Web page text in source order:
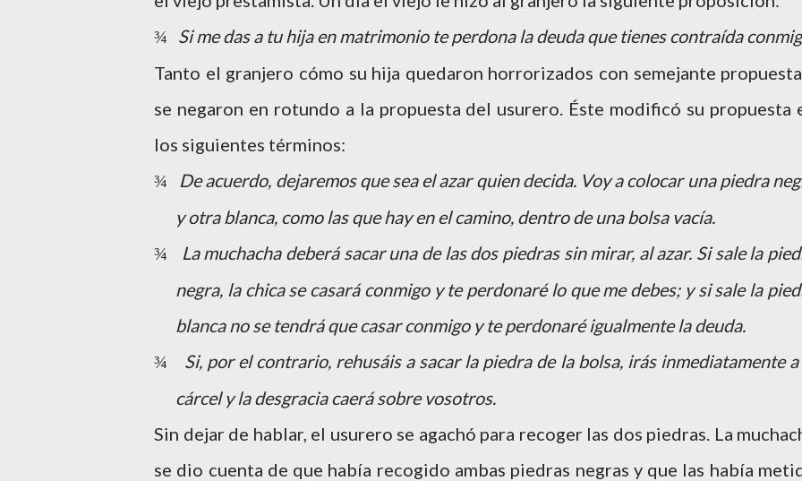
¾
Si me das a tu hija en matrimonio te perdona la deuda que tienes contraída
Tanto el granjero cómo su hija quedaron horrorizados con semejante
se negaron en rotundo a la propuesta del usurero. Éste modificó su propuesta
los siguientes términos:
¾
De acuerdo, dejaremos que sea el azar quien decida. Voy a colocar una piedra
y otra blanca, como las que hay en el camino, dentro de una bolsa vacía.
¾
La muchacha deberá sacar una de las dos piedras sin mirar, al azar. Si sale la
negra, la chica se casará conmigo y te perdonaré lo que me debes; y si sale la
blanca no se tendrá que casar conmigo y te perdonaré igualmente la deuda.
¾
Si, por el contrario, rehusáis a sacar la piedra de la bolsa, irás inmediatamente
cárcel y la desgracia caerá sobre vosotros.
Sin dejar de hablar, el usurero se agachó para recoger las dos piedras. La
se dio cuenta de que había recogido ambas piedras negras y que las había